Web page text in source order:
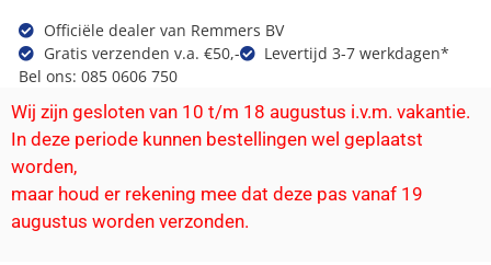
Officiële dealer van Remmers BV
Gratis verzenden v.a. €50,-
Levertijd 3-7 werkdagen*
Bel ons: 085 0606 750
Wij zijn gesloten van 10 t/m 18 augustus i.v.m. vakantie.
In deze periode kunnen bestellingen wel geplaatst
worden,
maar houd er rekening mee dat deze pas vanaf 19
augustus worden verzonden.